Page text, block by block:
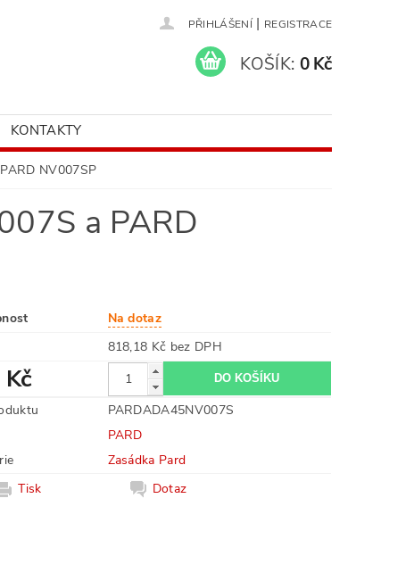
PŘIHLÁŠENÍ | REGISTRACE
KOŠÍK: 0 Kč
KONTAKTY
NV007SP
a PARD
Na dotaz
818,18 Kč bez DPH
PARDADA45NV007S
PARD
Zasádka Pard
Tisk
Dotaz